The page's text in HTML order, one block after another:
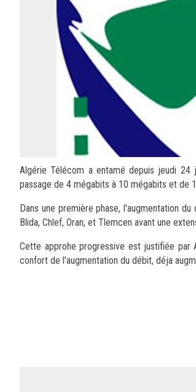
Algérie Télécom a entamé depuis jeudi
passage de 4 mégabits à 10 mégabits et de
Dans une première phase, l'augmentation
Blida, Chlef, Oran, et Tlemcen avant une
Cette approhe progressive est justifiée par
confort de l'augmentation du débit, déja